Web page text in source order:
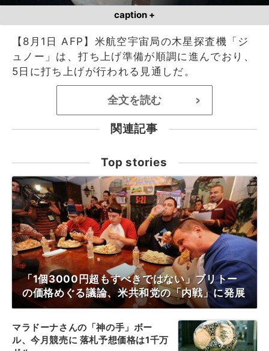
caption +
【8月1日 AFP】米航空宇宙局の木星探査機「ジ
ュノー」は、打ち上げ準備が順調に進んでおり、
5日に打ち上げが行われる見通しだ。
全文を読む >
関連記事
Top stories
「1個3000円超もすべきではない」ブリトー
の価格めぐる議論、米共和党の「内戦」に発展
マラドーナさんの「神の手」ボー
ル、今月競売に 落札予想価格は1千万